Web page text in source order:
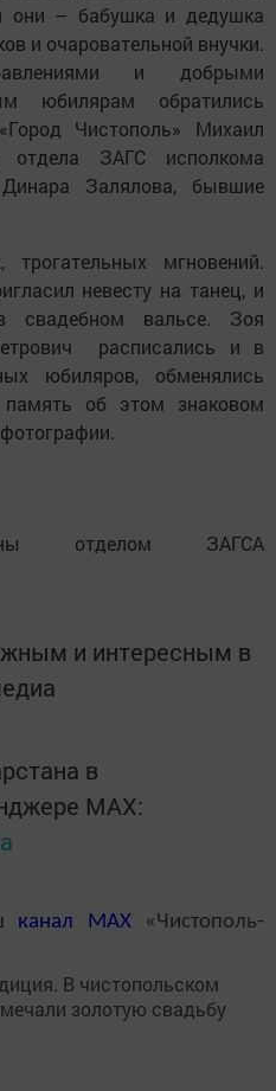
они – бабушка и дедушка
и очаровательной внучки.
и добрыми
юбилярам обратились
Чистополь» Михаил
отдела ЗАГС исполкома
Залялова, бывшие
мгновений.
невесту на танец, и
свадебном вальсе. Зоя
расписались и в
юбиляров, обменялись
об этом знаковом
отделом ЗАГСА
и интересным в
в
MАХ:
канал MAX«Чистополь-